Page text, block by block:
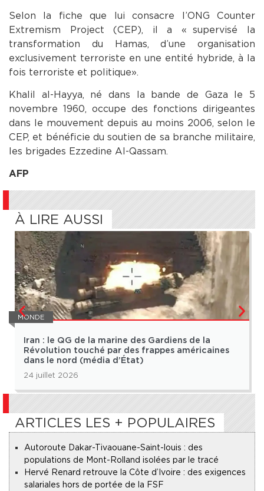
Selon la fiche que lui consacre l’ONG Counter
Extremism Project (CEP), il a « supervisé la
transformation du Hamas, d’une organisation
exclusivement terroriste en une entité hybride, à la
fois terroriste et politique ».
Khalil al-Hayya, né dans la bande de Gaza le 5
novembre 1960, occupe des fonctions dirigeantes
dans le mouvement depuis au moins 2006, selon le
CEP, et bénéficie du soutien de sa branche militaire,
les brigades Ezzedine Al-Qassam.
AFP
À LIRE AUSSI
MONDE
Iran : le QG de la marine des Gardiens de la
Révolution touché par des frappes américaines
dans le nord (média d’État)
24 juillet 2026
ARTICLES LES + POPULAIRES
Autoroute Dakar-Tivaouane-Saint-louis : des
populations de Mont-Rolland isolées par le tracé
Hervé Renard retrouve la Côte d’Ivoire : des exigences
salariales hors de portée de la FSF